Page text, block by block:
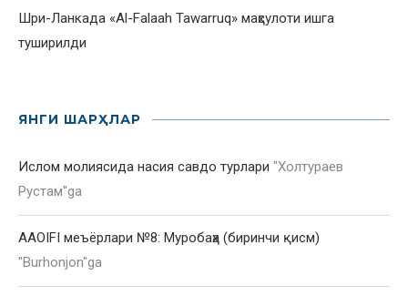
Шри-Ланкада «Al-Falaah Tawarruq» маҳсулоти ишга
туширилди
ЯНГИ ШАРҲЛАР
Ислом молиясида насия савдо турлари "Холтураев
Рустам"ga
AAOIFI меъёрлари №8: Муробаҳа (биринчи қисм)
"Burhonjon"ga